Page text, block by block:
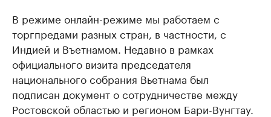
В режиме онлайн-режиме мы работаем с
торгпредами разных стран, в частности, с
Индией и Въетнамом. Недавно в рамках
официального визита председателя
национального собрания Вьетнама был
подписан документ о сотрудничестве между
Ростовской областью и регионом Бари-Вунгтау.